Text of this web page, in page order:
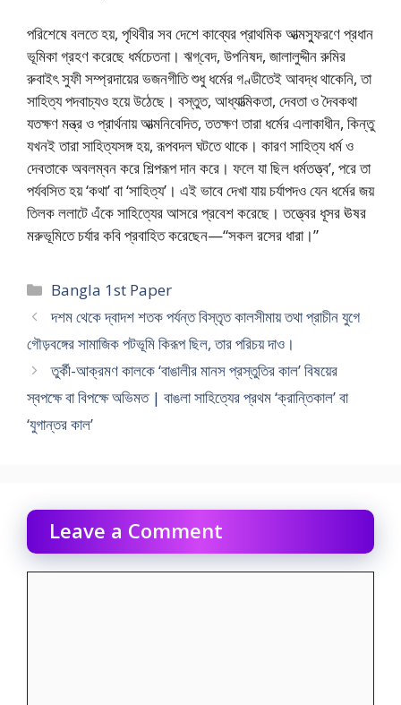
পরিশেষে বলতে হয়, পৃথিবীর সব দেশে কাব্যের প্রাথমিক আত্মস্ফুরণে প্রধান
ভূমিকা গ্রহণ করেছে ধর্মচেতনা। ঋগ্‌বেদ, উপনিষদ, জালালুদ্দীন রুমির
রুবাইৎ সুফী সম্প্রদায়ের ভজনগীতি শুধু ধর্মের গণ্ডীতেই আবদ্ধ থাকেনি, তা
সাহিত্য পদবাচ্যও হয়ে উঠেছে। বস্তুত, আধ্যাত্মিকতা, দেবতা ও দৈবকথা
যতক্ষণ মন্ত্র ও প্রার্থনায় আত্মনিবেদিত, ততক্ষণ তারা ধর্মের এলাকাধীন, কিন্তু
যখনই তারা সাহিত্যসঙ্গ হয়, রূপবদল ঘটতে থাকে। কারণ সাহিত্য ধর্ম ও
দেবতাকে অবলম্বন করে শিল্পরূপ দান করে। ফলে যা ছিল ধর্মতত্ত্ব’, পরে তা
পর্যবসিত হয় ‘কথা’ বা ‘সাহিত্য’। এই ভাবে দেখা যায় চর্যাপদও যেন ধর্মের জয়
তিলক ললাটে এঁকে সাহিত্যের আসরে প্রবেশ করেছে। তত্ত্বের ধূসর ঊষর
মরুভূমিতে চর্যার কবি প্রবাহিত করেছেন—“সকল রসের ধারা।”
Categories
Bangla 1st Paper
দশম থেকে দ্বাদশ শতক পর্যন্ত বিস্তৃত কালসীমায় তথা প্রাচীন যুগে
গৌড়বঙ্গের সামাজিক পটভূমি কিরূপ ছিল, তার পরিচয় দাও।
তুর্কী-আক্রমণ কালকে ‘বাঙালীর মানস প্রস্তুতির কাল’ বিষয়ের
স্বপক্ষে বা বিপক্ষে অভিমত | বাঙলা সাহিত্যের প্রথম ‘ক্রান্তিকাল’ বা
‘যুগান্তর কাল’
Leave a Comment